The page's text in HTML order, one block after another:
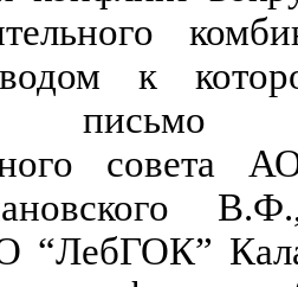
к
письмо
совета
В.Ф.,
“ЛебГОК”